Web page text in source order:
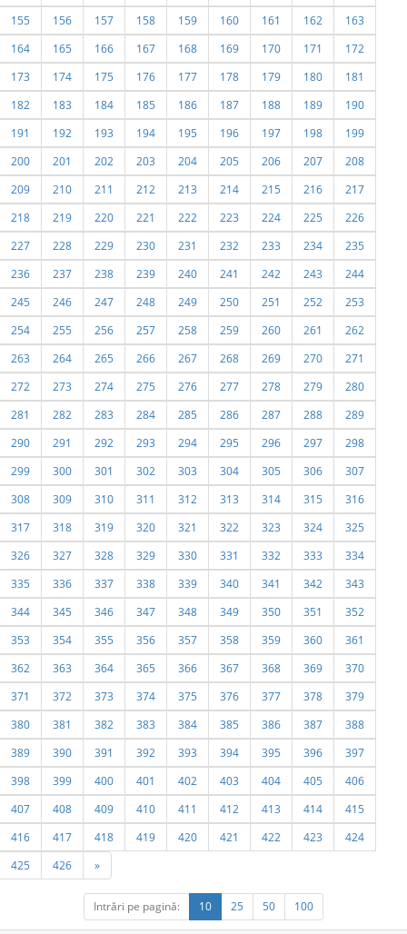
155
156 157 158 159 160 161 162
163
164
165 166 167 168 169 170 171
172
173
174 175 176 177 178 179 180
181
182
183 184 185 186 187 188 189
190
191
192 193 194 195 196 197 198
199
200
201 202 203 204 205 206 207
208
209
210 211 212 213 214 215 216
217
218
219 220 221 222 223 224 225
226
227
228 229 230 231 232 233 234
235
236
237 238 239 240 241 242 243
244
245
246 247 248 249 250 251 252
253
254
255 256 257 258 259 260 261
262
263
264 265 266 267 268 269 270
271
272
273 274 275 276 277 278 279
280
281
282 283 284 285 286 287 288
289
290
291 292 293 294 295 296 297
298
299
300 301 302 303 304 305 306
307
308
309 310 311 312 313 314 315
316
317
318 319 320 321 322 323 324
325
326
327 328 329 330 331 332 333
334
335
336 337 338 339 340 341 342
343
344
345 346 347 348 349 350 351
352
353
354 355 356 357 358 359 360
361
362
363 364 365 366 367 368 369
370
371
372 373 374 375 376 377 378
379
380
381 382 383 384 385 386 387
388
389
390 391 392 393 394 395 396
397
398
399 400 401 402 403 404 405
406
407
408 409 410 411 412 413 414
415
416
417 418 419 420 421 422 423
424
425
426 »
Intrări pe pagină: 10 25 50 100